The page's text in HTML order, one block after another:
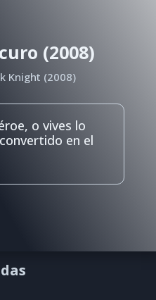
(2008)
Knight (2008)
o vives lo
en el